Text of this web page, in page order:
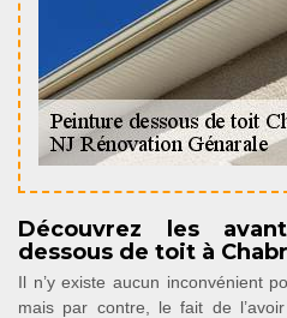
Découvrez les
dessous de toit à
Il n’y existe aucun inconvénient
mais par contre, le fait de